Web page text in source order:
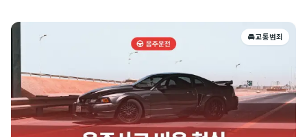
🚘 교통범죄